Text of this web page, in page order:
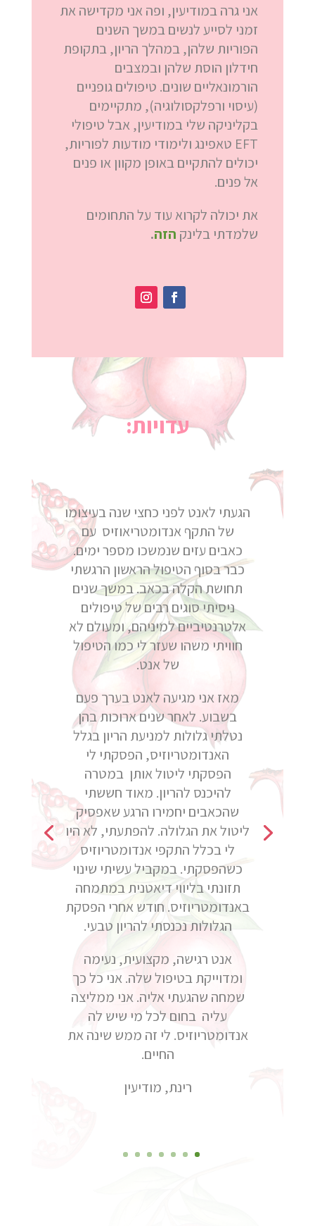
אני גרה במודיעין, ופה אני מקדישה את
זמני לסייע לנשים במשך השנים
הפוריות שלהן, במהלך הריון, בתקופת
חידלון הוסת שלהן ובמצבים
הורמונאליים שונים. טיפולים גופניים
(עיסוי ורפלקסולוגיה), מתקיימים
בקליניקה שלי במודיעין, אבל טיפולי
EFT טאפינג ולימודי מודעות לפוריות,
יכולים להתקיים באופן מקוון או פנים
אל פנים.
את יכולה לקרוא עוד על התחומים
שלמדתי בלינק הזה.
עדויות:
הגעתי לאנט לפני כחצי שנה בעיצומו
של התקף אנדומטריאוזיס עם
כאבים עזים שנמשכו מספר ימים.
כבר בסוף הטיפול הראשון הרגשתי
תחושת הקלה בכאב. במשך שנים
ניסיתי סוגים רבים של טיפולים
אלטרנטיביים למיניהם, ומעולם לא
חוויתי משהו שעזר לי כמו הטיפול
של אנט.
מאז אני מגיעה לאנט בערך פעם
בשבוע. לאחר שנים ארוכות בהן
נטלתי גלולות למניעת הריון בגלל
האנדומטריוזיס, הפסקתי לי
הפסקתי ליטול אותן במטרה
להיכנס להריון. מאוד חששתי
שהכאבים יחמירו הרגע שאפסיק
ליטול את הגלולה. להפתעתי, לא היו
לי בכלל התקפי אנדומטריוזיס
כשהפסקתי. במקביל עשיתי שינוי
תזונתי בליווי דיאטנית במתמחה
באנדומטריוזיס. חודש אחרי הפסקת
הגלולות נכנסתי להריון טבעי.
אנט רגישה, מקצועית, נעימה
ומדוייקת בטיפול שלה. אני כל כך
שמחה שהגעתי אליה. אני ממליצה
עליה בחום לכל מי שיש לה
אנדומטריוזיס. לי זה ממש שינה את
החיים.
רינת, מודיעין